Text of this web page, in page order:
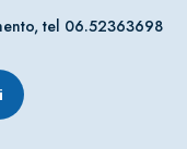
tel 06.52363698